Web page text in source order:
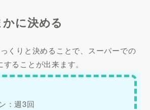
に決める
くりと決めることで、スーパーでの
ることが出来ます。
：週3回